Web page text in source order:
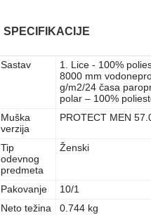
SPECIFIKACIJE
Sastav
1. Lice - 100%
8000 mm
g/m2/24 časa
polar – 100%
Muška
verzija
PROTECT MEN
Tip
odevnog
predmeta
Ženski
Pakovanje
10/1
Neto težina
0.744 kg